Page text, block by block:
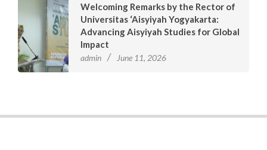
Welcoming Remarks by the Rector of
Universitas ‘Aisyiyah Yogyakarta:
Advancing Aisyiyah Studies for Global
Impact
admin June 11, 2026